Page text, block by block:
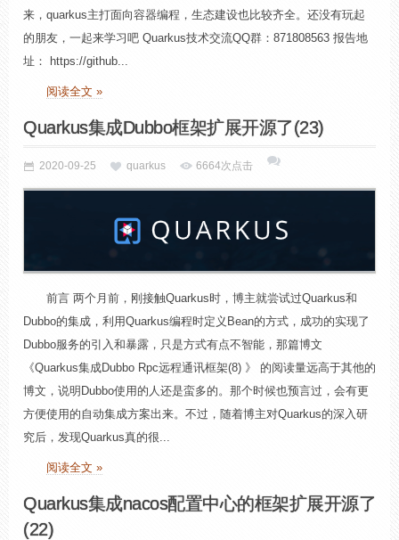
来，quarkus主打面向容器编程，生态建设也比较齐全。还没有玩起
的朋友，一起来学习吧 Quarkus技术交流QQ群：871808563 报告地
址： https://github...
阅读全文 »
Quarkus集成Dubbo框架扩展开源了(23)
2020-09-25 quarkus 6664次点击
前言 两个月前，刚接触Quarkus时，博主就尝试过Quarkus和
Dubbo的集成，利用Quarkus编程时定义Bean的方式，成功的实现了
Dubbo服务的引入和暴露，只是方式有点不智能，那篇博文
《Quarkus集成Dubbo Rpc远程通讯框架(8) 》 的阅读量远高于其他的
博文，说明Dubbo使用的人还是蛮多的。那个时候也预言过，会有更
方便使用的自动集成方案出来。不过，随着博主对Quarkus的深入研
究后，发现Quarkus真的很...
阅读全文 »
Quarkus集成nacos配置中心的框架扩展开源了
(22)